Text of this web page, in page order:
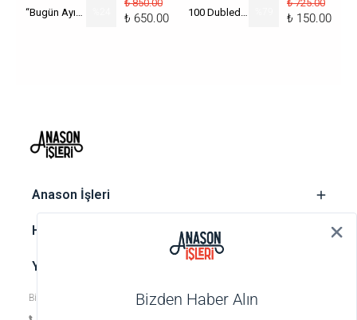
₺ 850.00
₺ 650.00
₺ 725.00
₺ 150.00
‎ Anason İşleri
‎ Hesap
‎ Yasal metinler
Bize ulaşın
Bizden Haber Alın